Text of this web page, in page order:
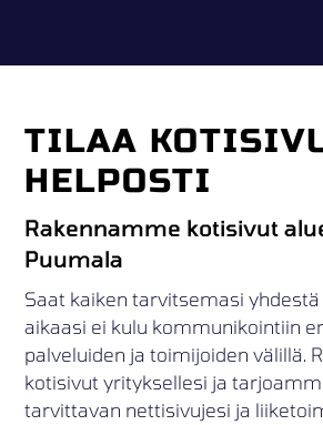
TILAA
HELPOSTI
Rakennamme kotisivut
Puumala
Saat kaiken tarvitsemasi
aikaasi ei kulu kommunikointiin
palveluiden ja toimijoiden välillä.
kotisivut yrityksellesi ja
tarvittavan nettisivujesi ja